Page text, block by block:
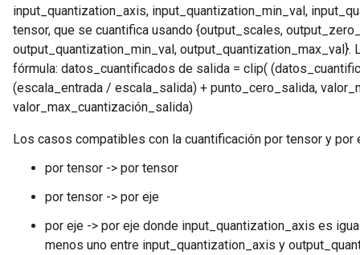
input_quantization_axis, input_quantization_min_val,
tensor, que se cuantifica usando {output_scales,
output_quantization_min_val, output_quantization_max_val}.
fórmula: datos_cuantificados de salida = clip(
(escala_entrada / escala_salida) + punto_cero_salida,
valor_max_cuantización_salida)
Los casos compatibles con la cuantificación por tensor y por
por tensor -> por tensor
por tensor -> por eje
por eje -> por eje donde input_quantization_axis es
menos uno entre input_quantization_axis y